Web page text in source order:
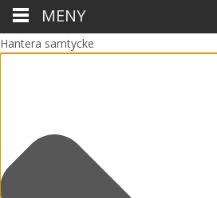
Hantera samtycke
MENY